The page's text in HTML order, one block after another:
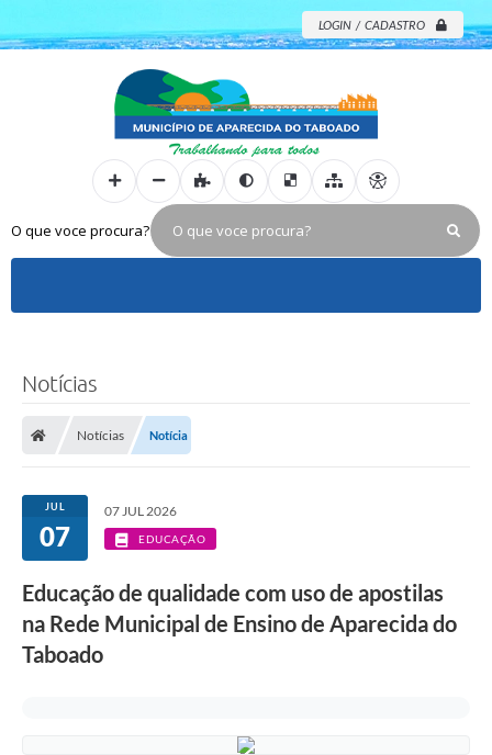
LOGIN / CADASTRO
O que voce procura?
Notícias
Notícias Notícia
JUL
07
07 JUL 2026
EDUCAÇÃO
Educação de qualidade com uso de apostilas
na Rede Municipal de Ensino de Aparecida do
Taboado